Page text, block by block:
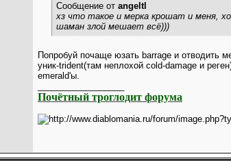
Сообщение от angeltl
хз что такое и мерка крошат и меня,
шаман злой мешает всё)))
Попробуй почаще юзать barrage и отводить
уник-trident(там неплохой cold-damage и
emerald'ы.
Почётный троглодит форума